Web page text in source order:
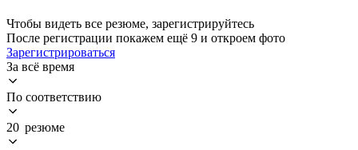
Чтобы видеть все резюме, зарегистрируйтесь
После регистрации покажем ещё 9 и откроем фото
Зарегистрироваться
За всё время
По соответствию
20 резюме